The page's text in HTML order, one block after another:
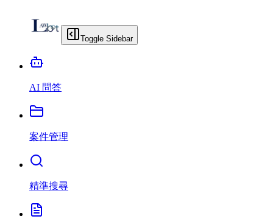
Toggle Sidebar
AI 問答
案件管理
精準搜尋